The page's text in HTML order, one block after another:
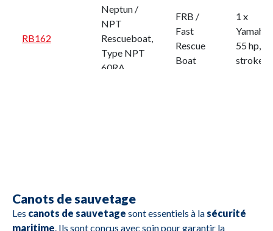
RB162
Neptun /
NPT
Rescueboat,
Type NPT
60RA
FRB /
Fast
Rescue
Boat
1 x
Yamaha
55 hp, 2
stroke
RB155
boat type
460F
0
Canots de sauvetage
Les canots de sauvetage sont essentiels à lasécurité
maritime. Ils sont conçus avec soin pour garantir la